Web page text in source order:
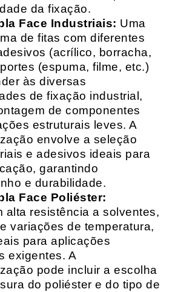
da fixação.
Face Industriais: Uma
de fitas com diferentes
(acrílico, borracha,
(espuma, filme, etc.)
às diversas
de fixação industrial,
de componentes
estruturais leves. A
envolve a seleção
e adesivos ideais para
garantindo
e durabilidade.
Face Poliéster:
alta resistência a solventes,
variações de temperatura,
para aplicações
exigentes. A
pode incluir a escolha
do poliéster e do tipo de